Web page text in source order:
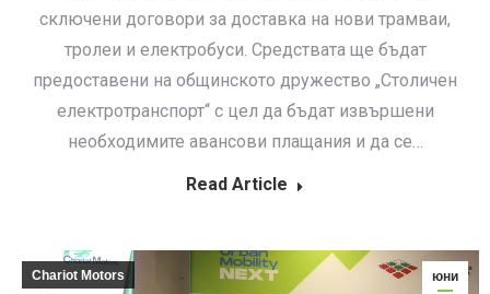
сключени договори за доставка на нови трамваи,
тролеи и електробуси. Средствата ще бъдат
предоставени на общинското дружество „Столичен
електротранспорт“ с цел да бъдат извършени
необходимите авансови плащания и да се…
Read Article
юни
Chariot Motors